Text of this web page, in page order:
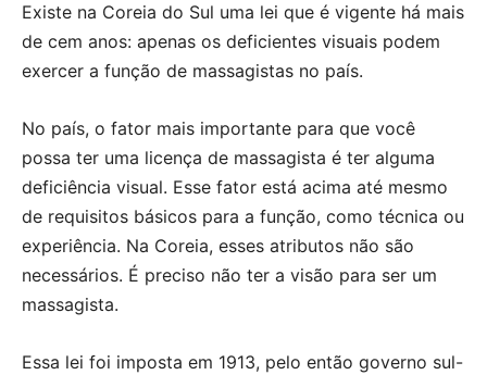
Existe na Coreia do Sul uma lei que é vigente há mais
de cem anos: apenas os deficientes visuais podem
exercer a função de massagistas no país.
No país, o fator mais importante para que você
possa ter uma licença de massagista é ter alguma
deficiência visual. Esse fator está acima até mesmo
de requisitos básicos para a função, como técnica ou
experiência. Na Coreia, esses atributos não são
necessários. É preciso não ter a visão para ser um
massagista.
Essa lei foi imposta em 1913, pelo então governo sul-